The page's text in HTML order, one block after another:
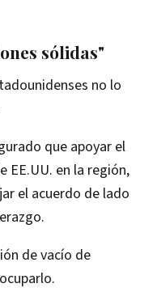
sólidas"
no lo
que apoyar el
EE.UU. en la región,
el acuerdo de lado
de vacío de